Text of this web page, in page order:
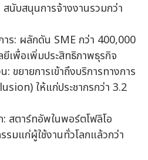
นับสนุนการจ้างงานรวมกว่า
าร: ผลักดัน SME กว่า 400,000
ยีเพื่อเพิ่มประสิทธิภาพธุรกิจ
: ขยายการเข้าถึงบริการทางการ
ให้แก่ประชากรกว่า 3.2
สตาร์ทอัพในพอร์ตโฟลิโอ
รมแก่ผู้ใช้งานทั่วโลกแล้วกว่า